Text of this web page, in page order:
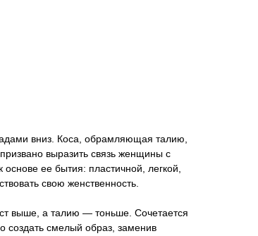
вниз. Коса, обрамляющая талию,
выразить связь женщины с
ее бытия: пластичной, легкой,
свою женственность.
выше, а талию — тоньше. Сочетается
смелый образ, заменив